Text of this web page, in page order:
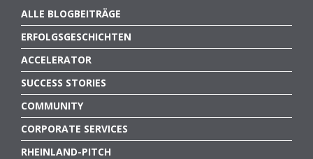
ALLE BLOGBEITRÄGE
ERFOLGSGESCHICHTEN
ACCELERATOR
SUCCESS STORIES
COMMUNITY
CORPORATE SERVICES
RHEINLAND-PITCH